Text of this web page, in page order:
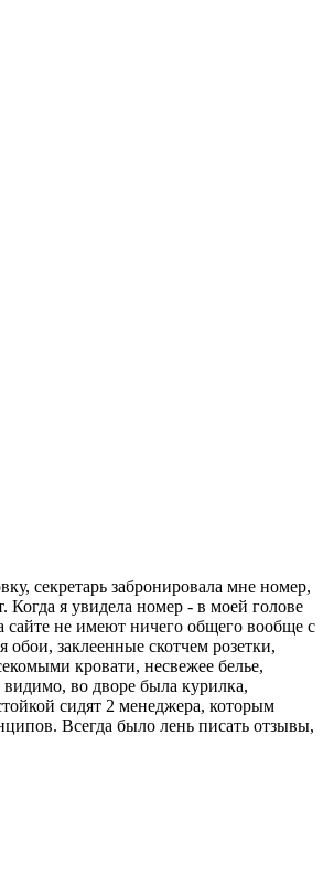
секретарь забронировала мне номер,
Когда я увидела номер - в моей голове
сайте не имеют ничего общего вообще с
заклеенные скотчем розетки,
кровати, несвежее белье,
во дворе была курилка,
сидят 2 менеджера, которым
Всегда было лень писать отзывы,